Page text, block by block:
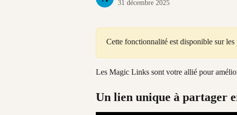
31 décembre 2025
Cette fonctionnalité est disponible sur
Les Magic Links sont votre allié pour
Un lien unique à partager